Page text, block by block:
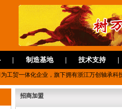
制造基地 技术支持
贸一体化企业，旗下拥有浙江万创轴承
招商加盟